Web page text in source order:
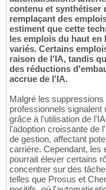
contenu et synthétiser
remplaçant des
estiment que cette
les emplois du haut en
variés. Certains
raison de l'IA, tandis
des réductions
accrue de l'IA.
Malgré les
professionnels signalent
grâce à l'utilisation de
l'adoption croissante de
de gestion, affectant
carrière. Cependant, les
pourrait élever certains
concentrer sur des
telles que Prosus et